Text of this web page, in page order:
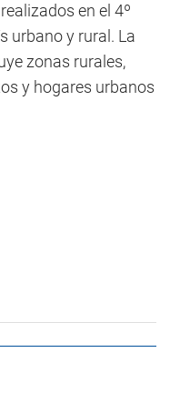
en el 4º
urbano y rural. La
zonas rurales,
y hogares urbanos